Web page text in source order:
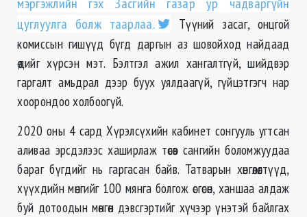
цуглуулга болж таарлаа.
Түүний засаг, онцгой
комиссын гишүүд бүгд даргын аз шовойход найдаад
өдийг хүрсэн мэт. Бэлтгэл ажил хангалтгүй, шийдвэр
гаргалт амьдрал дээр буух уялдаагүй, гүйцэтгэгч нар
хоорондоо холбоогүй.
2020 оны 4 сард Хүрэлсүхийн кабинет сонгууль угтсан
аливаа эрсдэлээс хаширлаж төсөв сангийн боломжуудаа
бараг бүгдийг нь гаргасан байв. Татварын хөнгөлөлтүүд,
хүүхдийн мөнгийг 100 мянга болгож өсгөсөн, ханшаа алдаж
буй дотоодын мөнгөн дэвсгэртийг хүчээр үнэтэй байлгах